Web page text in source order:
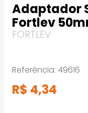
Adaptador
Fortlev
FORTLEV
Referência: 49616
R$ 4,34